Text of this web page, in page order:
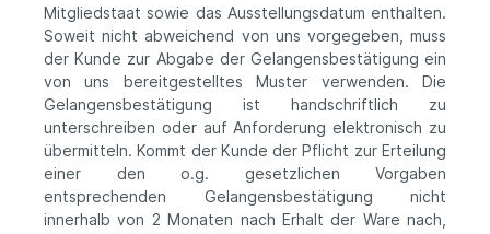
Mitgliedstaat sowie das Ausstellungsdatum enthalten.
Soweit nicht abweichend von uns vorgegeben, muss
der Kunde zur Abgabe der Gelangensbestätigung ein
von uns bereitgestelltes Muster verwenden. Die
Gelangensbestätigung ist handschriftlich zu
unterschreiben oder auf Anforderung elektronisch zu
übermitteln. Kommt der Kunde der Pflicht zur Erteilung
einer den o.g. gesetzlichen Vorgaben
entsprechenden Gelangensbestätigung nicht
innerhalb von 2 Monaten nach Erhalt der Ware nach,